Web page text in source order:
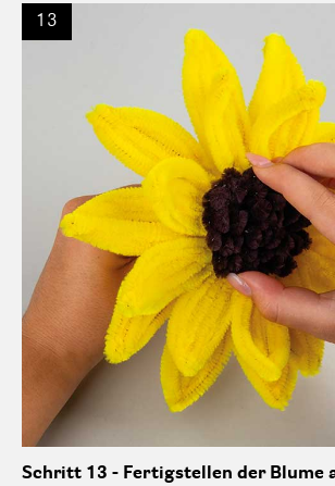
13
Schritt 13 - Fertigstellen der Blume